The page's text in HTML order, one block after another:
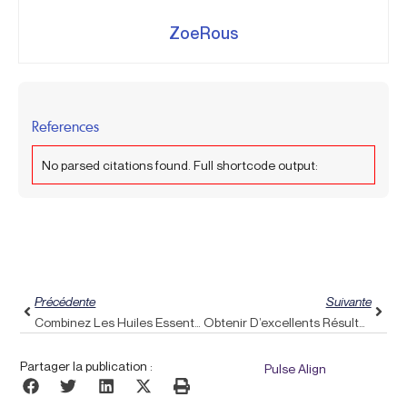
ZoeRous
References
No parsed citations found. Full shortcode output:
Précédente
Suivante
Obtenir D’excellents Résultats Avec Un Bureau Debout : Comment Intégrer L’alignement Du Pouls Pour Un Soutien Postural Durable
Partager la publication : Pulse Align